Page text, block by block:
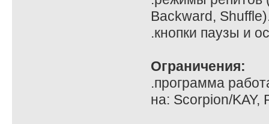
Backward,
.кнопки паузы и
Ограничения:
.программа
на: Scorpion/KAY,